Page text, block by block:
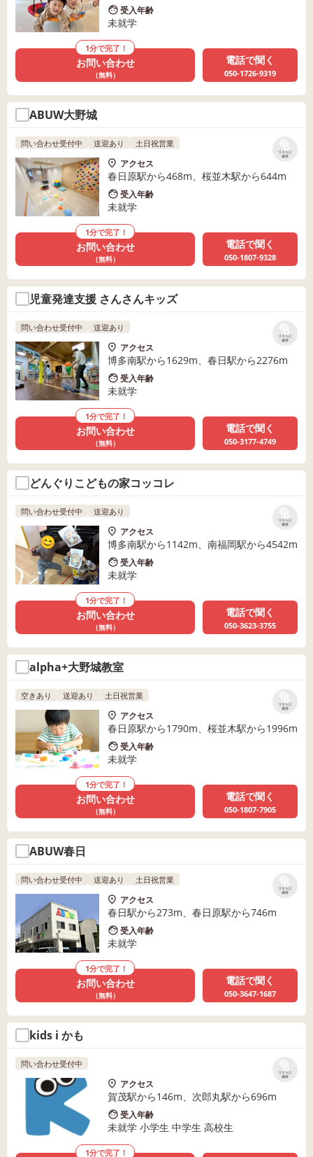
受入年齢
未就学
1分で完了！
お問い合わせ
（無料）
電話で聞く
050-1726-9319
ABUW大野城
リストに
保存
問い合わせ受付中 送迎あり 土日祝営業
アクセス
春日原駅から468m、桜並木駅から644m
受入年齢
未就学
1分で完了！
お問い合わせ
（無料）
電話で聞く
050-1807-9328
児童発達支援 さんさんキッズ
リストに
保存
問い合わせ受付中 送迎あり
アクセス
博多南駅から1629m、春日駅から2276m
受入年齢
未就学
1分で完了！
お問い合わせ
（無料）
電話で聞く
050-3177-4749
どんぐりこどもの家コッコレ
リストに
保存
問い合わせ受付中 送迎あり
アクセス
博多南駅から1142m、南福岡駅から4542m
受入年齢
未就学
1分で完了！
お問い合わせ
（無料）
電話で聞く
050-3623-3755
alpha+大野城教室
リストに
保存
空きあり 送迎あり 土日祝営業
アクセス
春日原駅から1790m、桜並木駅から1996m
受入年齢
未就学
1分で完了！
お問い合わせ
（無料）
電話で聞く
050-1807-7905
ABUW春日
リストに
保存
問い合わせ受付中 送迎あり 土日祝営業
アクセス
春日駅から273m、春日原駅から746m
受入年齢
未就学
1分で完了！
お問い合わせ
（無料）
電話で聞く
050-3647-1687
kids i かも
リストに
保存
問い合わせ受付中
アクセス
賀茂駅から146m、次郎丸駅から696m
受入年齢
未就学 小学生 中学生 高校生
1分で完了！